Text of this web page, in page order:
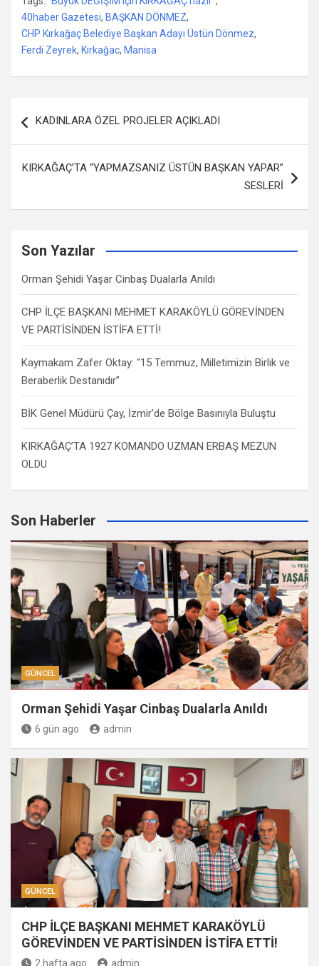
40haber Gazetesi, BAŞKAN DÖNMEZ,
CHP Kırkağaç Belediye Başkan Adayı Üstün Dönmez,
Ferdi Zeyrek, Kırkağac, Manisa
dolaşımı
KADINLARA ÖZEL PROJELER AÇIKLADI
KIRKAĞAÇ’TA “YAPMAZSANIZ ÜSTÜN BAŞKAN YAPAR”
SESLERİ
Son Yazılar
Orman Şehidi Yaşar Cinbaş Dualarla Anıldı
CHP İLÇE BAŞKANI MEHMET KARAKÖYLÜ GÖREVİNDEN
VE PARTİSİNDEN İSTİFA ETTİ!
Kaymakam Zafer Oktay: “15 Temmuz, Milletimizin Birlik ve
Beraberlik Destanıdır”
BİK Genel Müdürü Çay, İzmir’de Bölge Basınıyla Buluştu
KIRKAĞAÇ’TA 1927 KOMANDO UZMAN ERBAŞ MEZUN
OLDU
Son Haberler
GÜNCEL
Orman Şehidi Yaşar Cinbaş Dualarla Anıldı
6 gün ago admin
GÜNCEL
CHP İLÇE BAŞKANI MEHMET KARAKÖYLÜ
GÖREVİNDEN VE PARTİSİNDEN İSTİFA ETTİ!
2 hafta ago admin